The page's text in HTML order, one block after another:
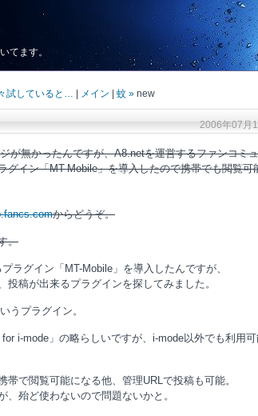
てます。
試していると… メイン 蚊 » new
2006年07月
が無かったんですが、A8.netを運営するファンコミ
グイン「MT-Mobile」を導入したので携帯でも閲覧可
からどうぞ。
。
ラグイン「MT-Mobile」を導入したんですが、
稿が出来るプラグインを探してみました。
うプラグイン。
for i-mode」の略らしいですが、i-mode以外でも利用
で閲覧可能になる他、管理URLで投稿も可能。
殆ど使わないので問題ないかと。